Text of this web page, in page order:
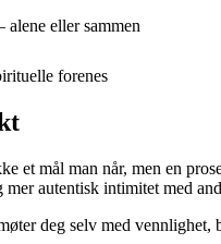
eller sammen
forenes
et mål man når, men en
autentisk intimitet med
deg selv med